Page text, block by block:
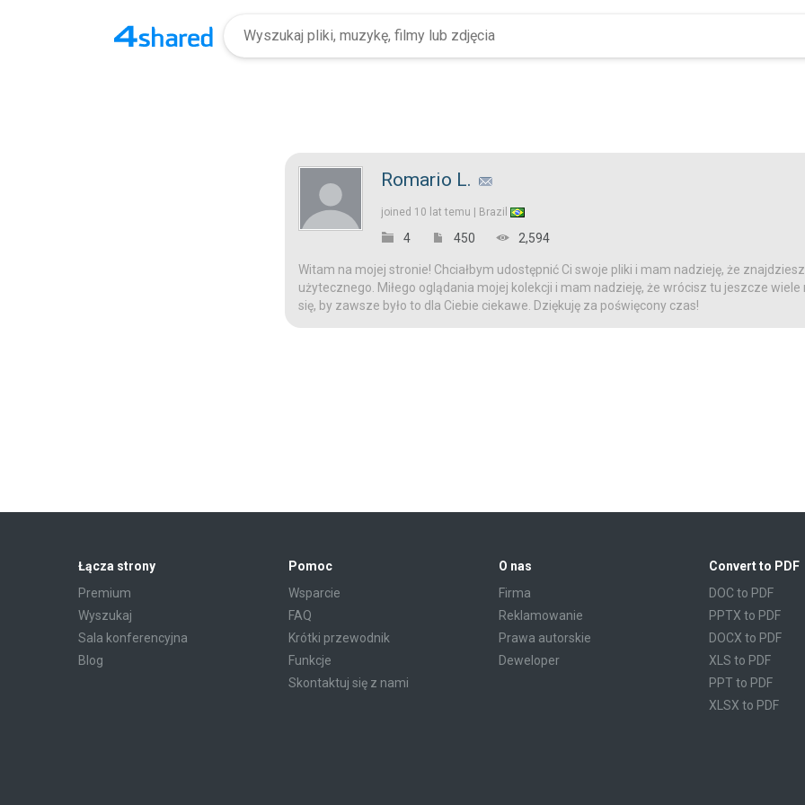
Romario L.
joined 10 lat temu | Brazil
4 450 2,594
Witam na mojej stronie! Chciałbym udostępnić Ci swoje pliki i mam nadzieję, że
użytecznego. Miłego oglądania mojej kolekcji i mam nadzieję, że wrócisz tu jeszcze
się, by zawsze było to dla Ciebie ciekawe. Dziękuję za poświęcony czas!
Łącza strony
Premium
Wyszukaj
Sala konferencyjna
Blog
Pomoc
Wsparcie
FAQ
Krótki przewodnik
Funkcje
Skontaktuj się z nami
O nas
Firma
Reklamowanie
Prawa autorskie
Deweloper
Convert to PDF
DOC to PDF
PPTX to PDF
DOCX to PDF
XLS to PDF
PPT to PDF
XLSX to PDF